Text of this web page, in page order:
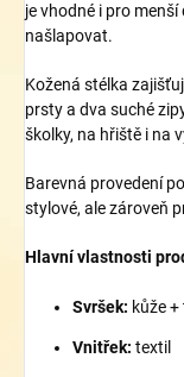
je vhodné i pro
našlapovat.
Kožená stélka
prsty a dva suché
školky, na hřiště i na
Barevná provedení
stylové, ale zároveň
Hlavní vlastnosti
Svršek: kůže +
Vnitřek: textil